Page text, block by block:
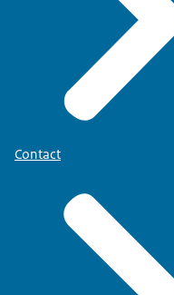
Contact